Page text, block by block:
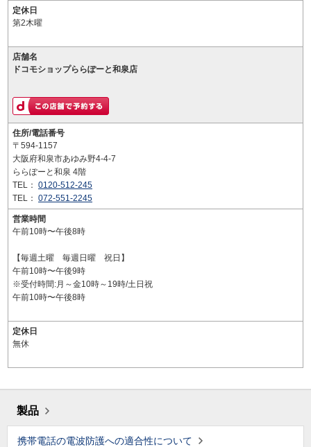
定休日
第2木曜
店舗名
ドコモショップららぽーと和泉店
住所/電話番号
〒594-1157
大阪府和泉市あゆみ野4-4-7
ららぽーと和泉 4階
TEL： 0120-512-245
TEL： 072-551-2245
営業時間
午前10時〜午後8時
【毎週土曜 毎週日曜 祝日】
午前10時〜午後9時
※受付時間:月～金10時～19時/土日祝
午前10時〜午後8時
定休日
無休
製品
携帯電話の電波防護への適合性について